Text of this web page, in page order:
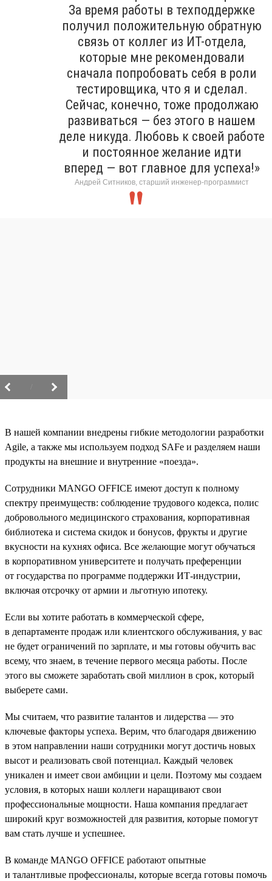
За время работы в техподдержке
получил положительную обратную
связь от коллег из ИТ-отдела,
которые мне рекомендовали
сначала попробовать себя в роли
тестировщика, что я и сделал.
Сейчас, конечно, тоже продолжаю
развиваться — без этого в нашем
деле никуда. Любовь к своей работе
и постоянное желание идти
вперед — вот главное для успеха!»
Андрей Ситников, старший инженер-программист
В нашей компании внедрены гибкие методологии разработки
Agile, а также мы используем подход SAFe и разделяем наши
продукты на внешние и внутренние «поезда».
Сотрудники MANGO OFFICE имеют доступ к полному
спектру преимуществ: соблюдение трудового кодекса, полис
добровольного медицинского страхования, корпоративная
библиотека и система скидок и бонусов, фрукты и другие
вкусности на кухнях офиса. Все желающие могут обучаться
в корпоративном университете и получать преференции
от государства по программе поддержки ИТ-индустрии,
включая отсрочку от армии и льготную ипотеку.
Если вы хотите работать в коммерческой сфере,
в департаменте продаж или клиентского обслуживания, у вас
не будет ограничений по зарплате, и мы готовы обучить вас
всему, что знаем, в течение первого месяца работы. После
этого вы сможете заработать свой миллион в срок, который
выберете сами.
Мы считаем, что развитие талантов и лидерства — это
ключевые факторы успеха. Верим, что благодаря движению
в этом направлении наши сотрудники могут достичь новых
высот и реализовать свой потенциал. Каждый человек
уникален и имеет свои амбиции и цели. Поэтому мы создаем
условия, в которых наши коллеги наращивают свои
профессиональные мощности. Наша компания предлагает
широкий круг возможностей для развития, которые помогут
вам стать лучше и успешнее.
В команде MANGO OFFICE работают опытные
и талантливые профессионалы, которые всегда готовы помочь